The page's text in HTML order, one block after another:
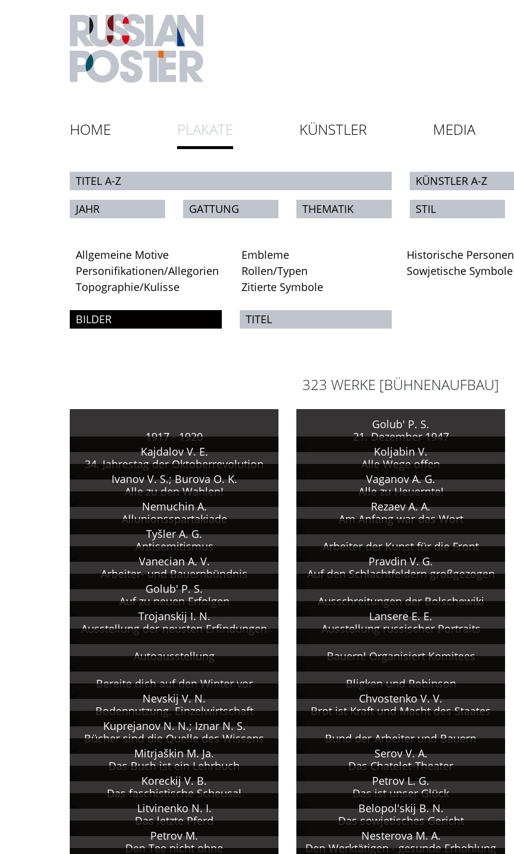
HOME PLAKATE KÜNSTLER MEDIA
TITEL A-Z
KÜNSTLER A-Z
JAHR
GATTUNG THEMATIK STIL
Allgemeine Motive Embleme Historische Personen
Personifikationen/Allegorien
Rollen/Typen Sowjetische Symbole
Topographie/Kulisse
Zitierte Symbole
BILDER TITEL
323 WERKE [BÜHNENAUFBAU]
1917 - 1920
Golub' P. S.
21. Dezember 1947
Kajdalov V. E.
34. Jahrestag der Oktoberrevolution
Koljabin V.
Alle Wege offen
Ivanov V. S.; Burova O. K.
Alle zu den Wahlen!
Vaganov A. G.
Alle zu Heuernte!
Nemuchin A.
Allunionsspartakiade
Rezaev A. A.
Am Anfang war das Wort
Tyšler A. G.
Antisemitismus
Arbeiter der Kunst für die Front
Vanecian A. V.
Arbeiter- und Bauernbündnis
Pravdin V. G.
Auf den Schlachtfeldern großgezogen
Golub' P. S.
Auf zu neuen Erfolgen
Ausschreitungen der Bolschewiki
Trojanskij I. N.
Ausstellung der neusten Erfindungen
Lansere E. E.
Ausstellung russischer Portraits
Autoausstellung
Bauern! Organisiert Komitees
Bereite dich auf den Winter vor
Bligken und Robinson
Nevskij V. N.
Bodennutzung. Einzelwirtschaft
Chvostenko V. V.
Brot ist Kraft und Macht des Staates
Kuprejanov N. N.; Iznar N. S.
Bücher sind die Quelle des Wissens
Bund der Arbeiter und Bauern
Mitrjaškin M. Ja.
Das Buch ist ein Lehrbuch
Serov V. A.
Das Chatelet-Theater
Koreckij V. B.
Das faschistische Scheusal
Petrov L. G.
Das ist unser Glück
Litvinenko N. I.
Das letzte Pferd
Belopol'skij B. N.
Das sowjetisches Gericht
Petrov M.
Den Tee nicht ohne
Nesterova M. A.
Den Werktätigen - gesunde Erhohlung